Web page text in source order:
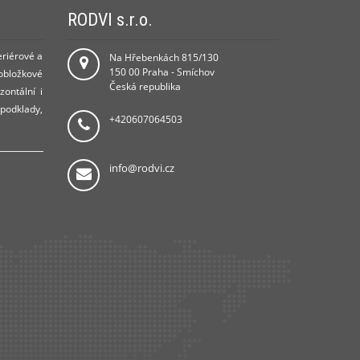
a
i
RODVI s.r.o.
Na Hřebenkách 815/130
150 00 Praha - Smíchov
Česká republika
+420607064503
info@rodvi.cz